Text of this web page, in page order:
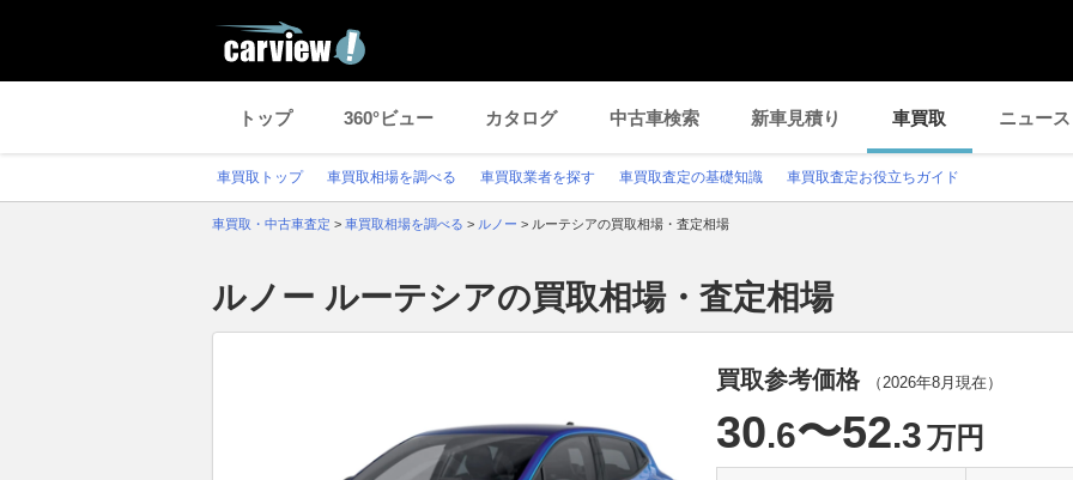
トップ 360°ビュー カタログ 中古車検索 新車見積り 車買取 ニュース
車買取トップ 車買取相場を調べる 車買取業者を探す 車買取査定の基礎知識 車買取査定お役立ちガイド
車買取・中古車査定 > 車買取相場を調べる > ルノー > ルーテシアの買取相場・査定相場
ルノー ルーテシアの買取相場・査定相場
買取参考価格 （2026年8月 現在）
30.6〜52.3万円